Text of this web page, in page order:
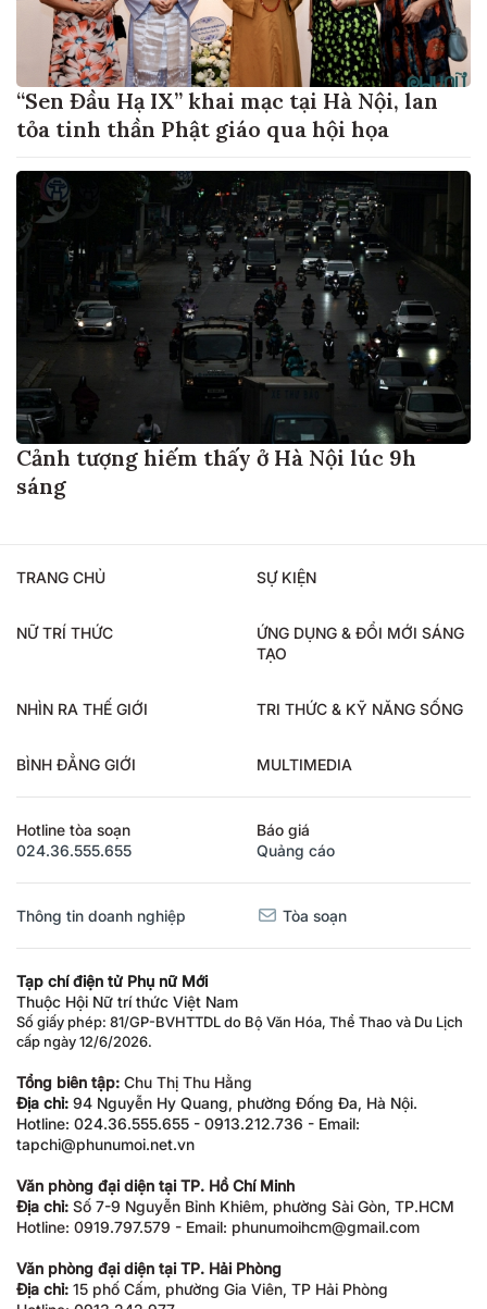
“Sen Đầu Hạ IX” khai mạc tại Hà Nội, lan
tỏa tinh thần Phật giáo qua hội họa
Cảnh tượng hiếm thấy ở Hà Nội lúc 9h
sáng
TRANG CHỦ SỰ KIỆN
NỮ TRÍ THỨC
ỨNG DỤNG & ĐỔI MỚI SÁNG
TẠO
NHÌN RA THẾ GIỚI TRI THỨC & KỸ NĂNG SỐNG
BÌNH ĐẲNG GIỚI MULTIMEDIA
Hotline tòa soạn
024.36.555.655
Báo giá
Quảng cáo
Thông tin doanh nghiệp Tòa soạn
Tạp chí điện tử Phụ nữ Mới
Thuộc Hội Nữ trí thức Việt Nam
Số giấy phép: 81/GP-BVHTTDL do Bộ Văn Hóa, Thể Thao và Du Lịch
cấp ngày 12/6/2026.
Tổng biên tập: Chu Thị Thu Hằng
Địa chỉ: 94 Nguyễn Hy Quang, phường Đống Đa, Hà Nội.
Hotline: 024.36.555.655 - 0913.212.736 - Email:
tapchi@phunumoi.net.vn
Văn phòng đại diện tại TP. Hồ Chí Minh
Địa chỉ: Số 7-9 Nguyễn Bỉnh Khiêm, phường Sài Gòn, TP.HCM
Hotline: 0919.797.579 - Email: phunumoihcm@gmail.com
Văn phòng đại diện tại TP. Hải Phòng
Địa chỉ: 15 phố Cấm, phường Gia Viên, TP Hải Phòng